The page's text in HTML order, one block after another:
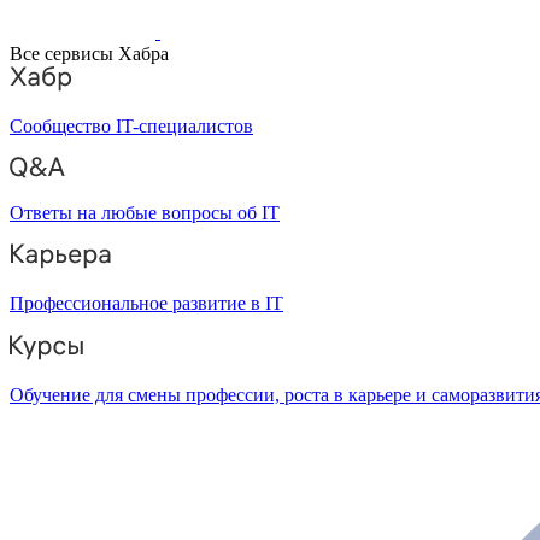
Все сервисы Хабра
Сообщество IT-специалистов
Ответы на любые вопросы об IT
Профессиональное развитие в IT
Обучение для смены профессии, роста в карьере и